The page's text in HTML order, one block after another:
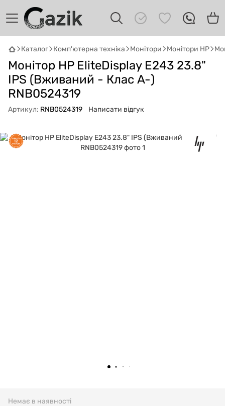
Каталог Комп'ютерна техніка Монітори Монітори HP
Монітор HP EliteDisplay E243 23.8"
IPS (Вживаний - Клас A-)
RNB0524319
Артикул: RNB0524319 Написати відгук
Немає в наявності
GAZIK AI
Онлайн · пошук техніки
Привіт! 👋 Я Gazik AI — допоможу
підібрати вживану комп'ютерну техніку.